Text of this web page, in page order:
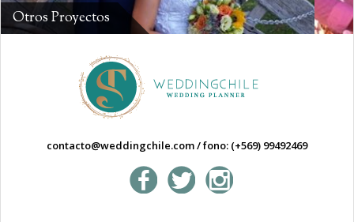
Otros Proyectos
contacto@weddingchile.com/fono: (+569) 99492469